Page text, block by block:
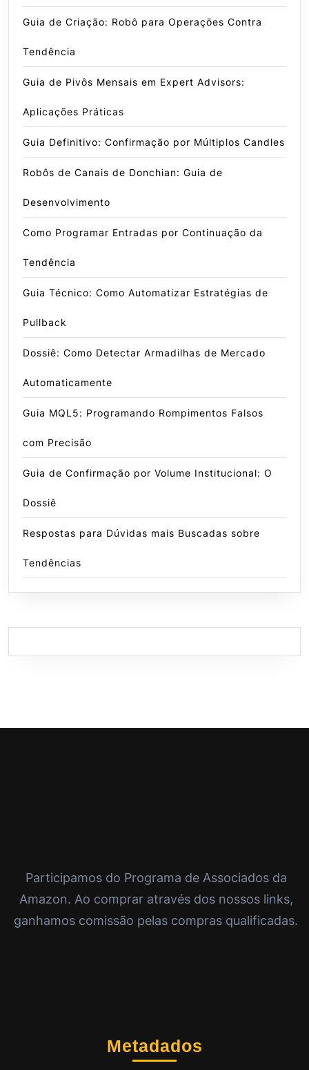
Guia de Criação: Robô para Operações Contra
Tendência
Guia de Pivôs Mensais em Expert Advisors:
Aplicações Práticas
Guia Definitivo: Confirmação por Múltiplos Candles
Robôs de Canais de Donchian: Guia de
Desenvolvimento
Como Programar Entradas por Continuação da
Tendência
Guia Técnico: Como Automatizar Estratégias de
Pullback
Dossiê: Como Detectar Armadilhas de Mercado
Automaticamente
Guia MQL5: Programando Rompimentos Falsos
com Precisão
Guia de Confirmação por Volume Institucional: O
Dossiê
Respostas para Dúvidas mais Buscadas sobre
Tendências
Participamos do Programa de Associados da
Amazon. Ao comprar através dos nossos links,
ganhamos comissão pelas compras qualificadas.
Metadados